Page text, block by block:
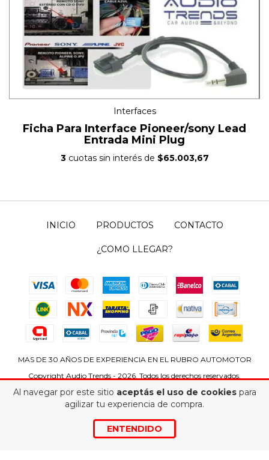
Al navegar por este sitio aceptás el uso de cookiespara
agilizar tu experiencia de compra.
ENTENDIDO
Interfaces
Ficha Para Interface Pioneer/sony Lead
Entrada Mini Plug
3cuotas sin interés de $65.003,67
INICIO PRODUCTOS CONTACTO
¿COMO LLEGAR?
MAS DE 30 AÑOS DE EXPERIENCIA EN EL RUBRO AUTOMOTOR
Copyright Audio Trends - 2026. Todos los derechos reservados.
Defensa de las y los consumidores. Para reclamosingrese aquí